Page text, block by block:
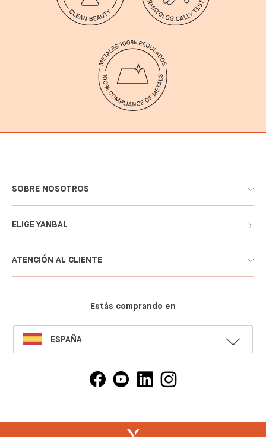
SOBRE NOSOTROS
ELIGE YANBAL
ATENCIÓN AL CLIENTE
Estás comprando en
SELECT
LANGUAGE
ESPAÑA